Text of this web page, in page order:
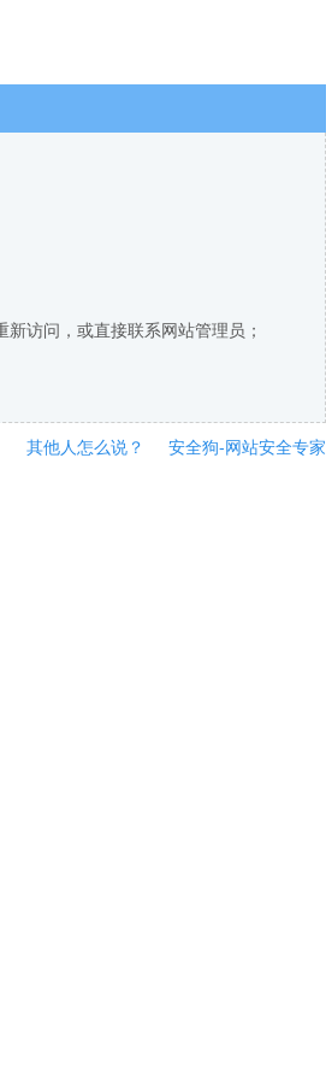
访问，或直接联系网站管理员；
其他人怎么说？ 安全狗-网站安全专家